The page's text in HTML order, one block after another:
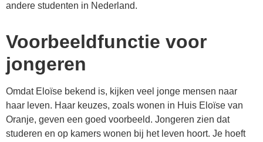
andere studenten in Nederland.
Voorbeeldfunctie voor
jongeren
Omdat Eloïse bekend is, kijken veel jonge mensen naar
haar leven. Haar keuzes, zoals wonen in Huis Eloïse van
Oranje, geven een goed voorbeeld. Jongeren zien dat
studeren en op kamers wonen bij het leven hoort. Je hoeft